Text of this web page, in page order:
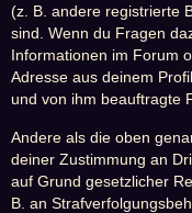
(z. B. andere registrierte
sind. Wenn du Fragen
Informationen im Forum
Adresse aus deinem
und von ihm beauftragte
Andere als die oben
deiner Zustimmung an
auf Grund gesetzlicher
B. an